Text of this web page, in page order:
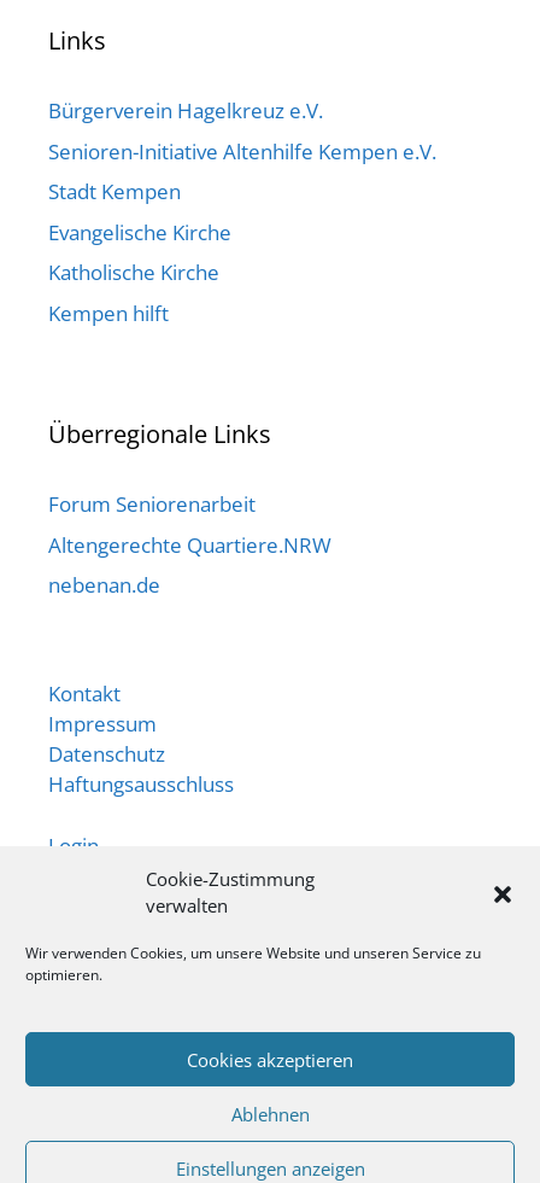
Cookie-Zustimmung
verwalten
Wir verwenden Cookies, um unsere Website und unseren Service zu
optimieren.
Cookies akzeptieren
Ablehnen
Einstellungen anzeigen
Links
Bürgerverein Hagelkreuz e.V.
Senioren-Initiative Altenhilfe Kempen e.V.
Stadt Kempen
Evangelische Kirche
Katholische Kirche
Kempen hilft
Überregionale Links
Forum Seniorenarbeit
Altengerechte Quartiere.NRW
nebenan.de
Kontakt
Impressum
Datenschutz
Haftungsausschluss
Login
Newsletter
Ingo Behr
Tel: 0 21 52 / 917 2112